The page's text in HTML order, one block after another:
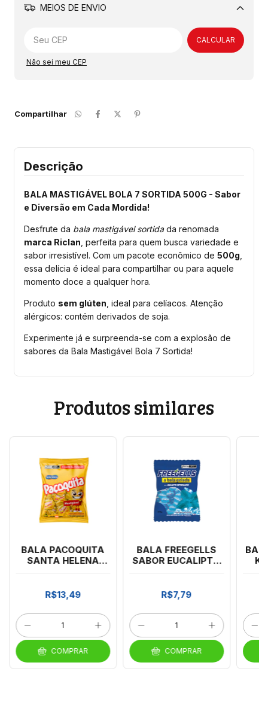
MEIOS DE ENVIO
Alterar CEP
CALCULAR
Não sei meu CEP
Compartilhar
Descrição
BALA MASTIGÁVEL BOLA 7 SORTIDA 500G - Sabor
e Diversão em Cada Mordida!
Desfrute da bala mastigável sortidada renomada
marca Riclan , perfeita para quem busca variedade e
sabor irresistível. Com um pacote econômico de 500g
essa delícia é ideal para compartilhar ou para aquele
momento doce a qualquer hora.
Produto sem glúten , ideal para celíacos. Atenção
alérgicos: contém derivados de soja.
Experimente já e surpreenda-se com a explosão de
sabores da Bala Mastigável Bola 7 Sortida!
Produtos similares
BALA PACOQUITA
SANTA HELENA
R$13,49
COMPRAR
BALA FREEGELLS
SABOR EUCALIPTO
R$7,79
COMPRAR